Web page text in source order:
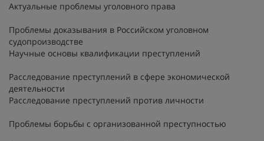
Актуальные проблемы уголовного права
Проблемы доказывания в Российском уголовном
судопроизводстве
Научные основы квалификации преступлений
Расследование преступлений в сфере экономической
деятельности
Расследование преступлений против личности
Проблемы борьбы с организованной преступностью